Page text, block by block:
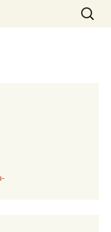
Search
for: